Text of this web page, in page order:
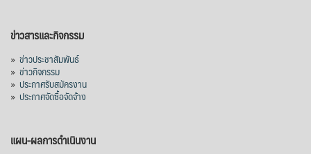
ข่าวสารและกิจกรรม
» ข่าวประชาสัมพันธ์
» ข่าวกิจกรรม
» ประกาศรับสมัครงาน
» ประกาศจัดซื้อจัดจ้าง
แผน-ผลการดำเนินงาน